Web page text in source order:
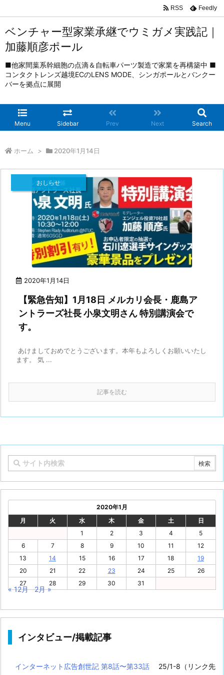
ベンチャー型家業承継でウミガメ実践記｜
加藤順彦ポール
■他家間葉系幹細胞の点滴＆自転車パーツ製造で家業を再構築中 ■
コンタクトレンズ越境ECのLENS MODE、シンガポールとバンクー
バーを拠点に展開
Menu Sidebar Prev Next Search
RSS Feedly
ホーム > 2020年1月14日
2020年1月14日
おしらせ
【緊急告知】1月18日 メルカリ会長・鹿島ア
ントラーズ社長 小泉文明さん 特別講演会で
す。
あけましておめでとうございます。本年もよろしくお願いいたし
ます。 気 ...
記事を読む
2020年1月
月
火 水 木 金 土
日
1
2 3 4
5
6
7 8 9 10 11
12
13
14 15 16 17 18
19
20
21 22 23 24 25
26
27
28 29 30 31
« 12月 2月 »
インタビュー/掲載記事
インターネット広告創世記 第8話〜第33話
25/1-8（リンク先